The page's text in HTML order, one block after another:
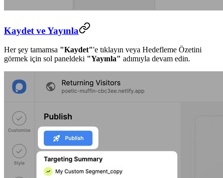
Kaydet ve Yayınla
Her şey tamamsa "Kaydet"'e tıklayın veya Hedefleme Özetini
görmek için sol paneldeki "Yayınla" adımıyla devam edin.